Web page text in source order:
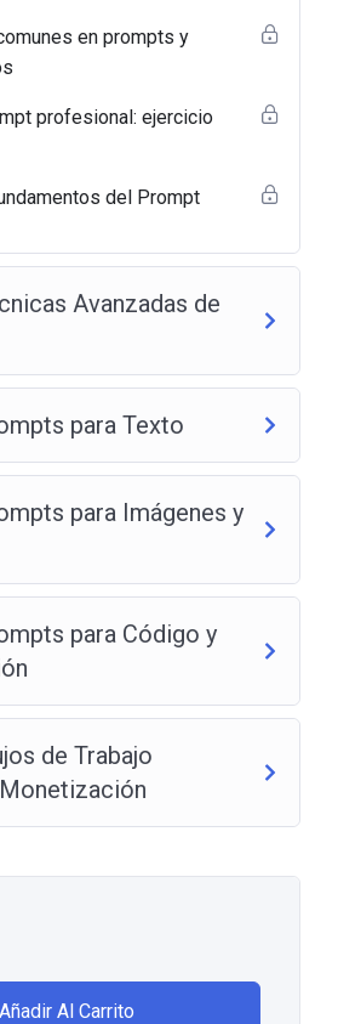
en prompts y
profesional: ejercicio
del Prompt
Avanzadas de
para Texto
para Imágenes y
para Código y
de Trabajo
Añadir Al Carrito